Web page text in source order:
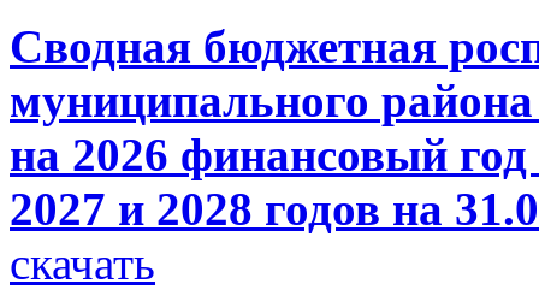
Сводная бюджетная
муниципального
на 2026 финансовый
2027 и 2028 годов на
скачать